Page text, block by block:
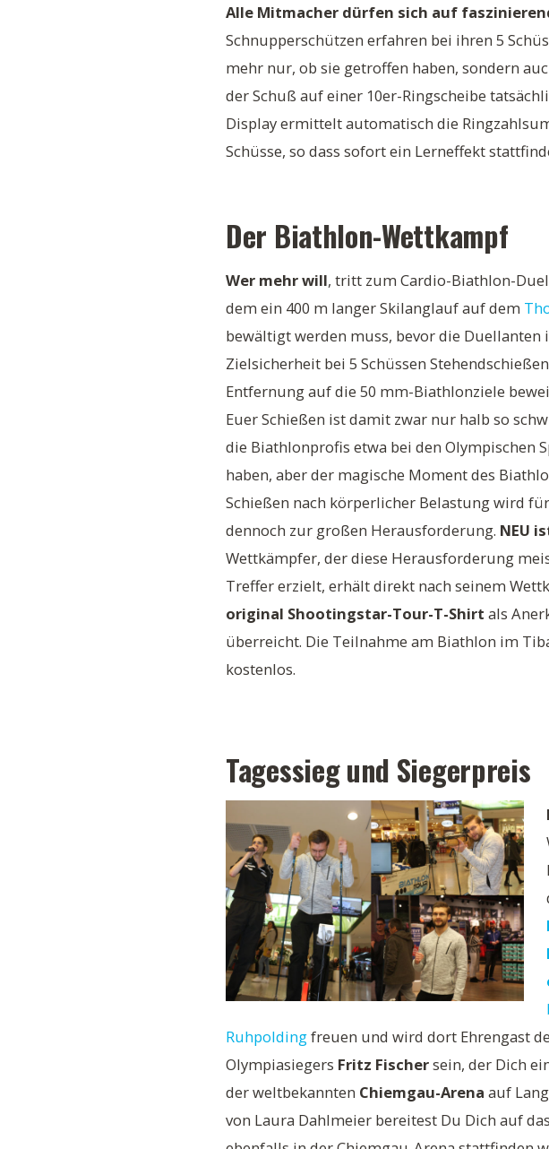
Alle Mitmacher dürfen sich auf
Schnupperschützen erfahren bei ihren 5
mehr nur, ob sie getroffen haben, sondern
der Schuß auf einer 10er-Ringscheibe
Display ermittelt automatisch die
Schüsse, so dass sofort ein Lerneffekt
Der Biathlon-Wettkampf
Wer mehr will, tritt zum Cardio-Biathlon-
dem ein 400 m langer Skilanglauf auf dem
bewältigt werden muss, bevor die Duellanten
Zielsicherheit bei 5 Schüssen
Entfernung auf die 50 mm-Biathlonziele
Euer Schießen ist damit zwar nur halb so
die Biathlonprofis etwa bei den Olympischen
haben, aber der magische Moment des
Schießen nach körperlicher Belastung wird
dennoch zur großen Herausforderung. NEU
Wettkämpfer, der diese Herausforderung
Treffer erzielt, erhält direkt nach seinem
original Shootingstar-Tour-T-Shirt als
überreicht. Die Teilnahme am Biathlon im
kostenlos.
Tagessieg und Siegerpreis
Ruhpoldingfreuen und wird dort Ehrengast
Olympiasiegers Fritz Fischersein, der Dich
der weltbekannten Chiemgau-Arena auf
von Laura Dahlmeier bereitest Du Dich auf das